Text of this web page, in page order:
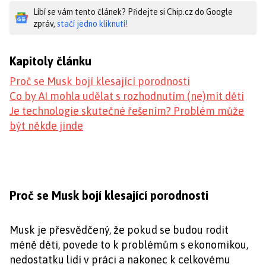
Líbí se vám tento článek? Přidejte si Chip.cz do Google
zpráv, stačí jedno kliknutí!
Kapitoly článku
Proč se Musk bojí klesající porodnosti
Co by AI mohla udělat s rozhodnutím (ne)mít děti
Je technologie skutečné řešením? Problém může
být někde jinde
Proč se Musk bojí klesající porodnosti
Musk je přesvědčený, že pokud se budou rodit
méně děti, povede to k problémům s ekonomikou,
nedostatku lidí v práci a nakonec k celkovému